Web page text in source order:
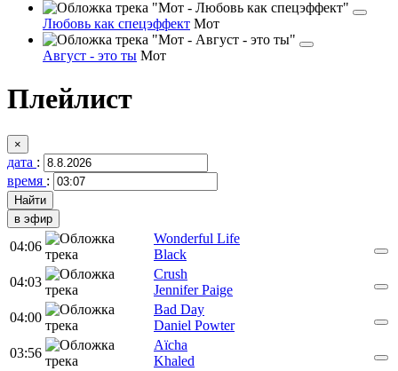
Любовь как спецэффект Мот
Август - это ты Мот
Плейлист
×
дата :
время :
в эфир
04:06
Wonderful Life
Black
04:03
Crush
Jennifer Paige
04:00
Bad Day
Daniel Powter
03:56
Aïcha
Khaled